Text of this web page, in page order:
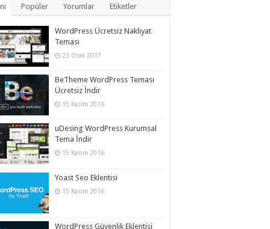
Popüler Yorumlar Etiketler
WordPress Ücretsiz Nakliyat
Teması
23 Ocak 2017
BeTheme WordPress Teması
Ücretsiz İndir
15 Kasım 2016
uDesing WordPress Kurumsal
Tema İndir
15 Kasım 2016
Yoast Seo Eklentisi
15 Kasım 2016
WordPress Güvenlik Eklentisi